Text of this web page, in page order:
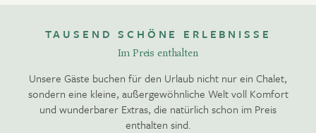
TAUSEND SCHÖNE ERLEBNISSE
Im Preis enthalten
Unsere Gäste buchen für den Urlaub nicht nur ein Chalet,
sondern eine kleine, außergewöhnliche Welt voll Komfort
und wunderbarer Extras, die natürlich schon im Preis
enthalten sind.